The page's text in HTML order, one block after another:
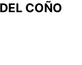
COÑO